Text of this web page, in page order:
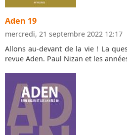
Aden 19
mercredi, 21 septembre 2022 12:17
Allons au-devant de la vie ! La
revue Aden. Paul Nizan et les